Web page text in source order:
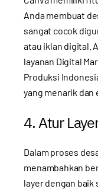
Anda membuat
sangat cocok
atau iklan digital.
layanan Digital
Produksi
yang menarik dan
4. Atur
Dalam proses
menambahkan
layer dengan